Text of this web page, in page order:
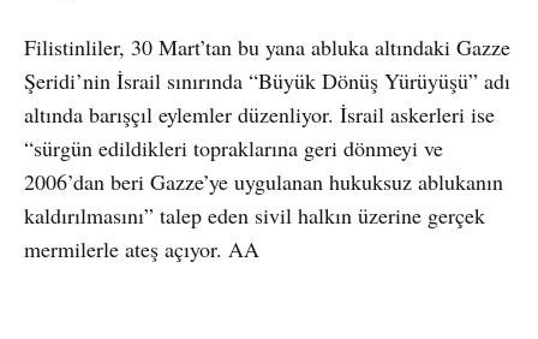
Filistinliler, 30 Mart’tan bu yana abluka altındaki Gazze
Şeridi’nin İsrail sınırında “Büyük Dönüş Yürüyüşü” adı
altında barışçıl eylemler düzenliyor. İsrail askerleri ise
“sürgün edildikleri topraklarına geri dönmeyi ve
2006’dan beri Gazze’ye uygulanan hukuksuz ablukanın
kaldırılmasını” talep eden sivil halkın üzerine gerçek
mermilerle ateş açıyor. AA